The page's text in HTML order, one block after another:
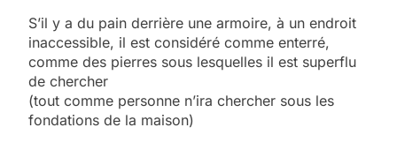
S’il y a du pain derrière une armoire, à un endroit
inaccessible, il est considéré comme enterré,
comme des pierres sous lesquelles il est superflu
de chercher
(tout comme personne n’ira chercher sous les
fondations de la maison)